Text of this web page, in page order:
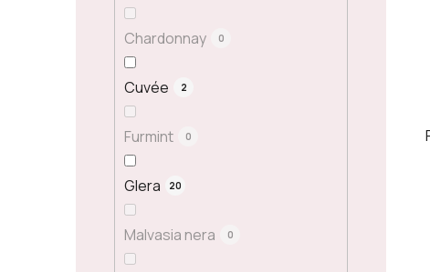
Chardonnay 0
Cuvée 2
Furmint 0
Glera 20
Malvasia nera 0